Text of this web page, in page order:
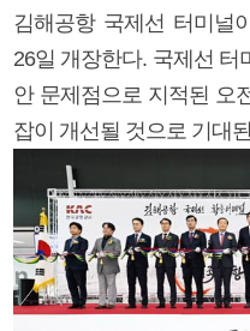
김해공항 국제선 터미널
26일 개장한다. 국제선 터
안 문제점으로 지적된 오
잡이 개선될 것으로 기대